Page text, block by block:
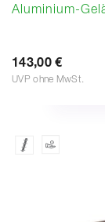
Aluminium-
143,00 €
UVP ohne MwSt.